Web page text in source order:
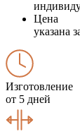
Цена
указана
Изготовление
от 5 дней